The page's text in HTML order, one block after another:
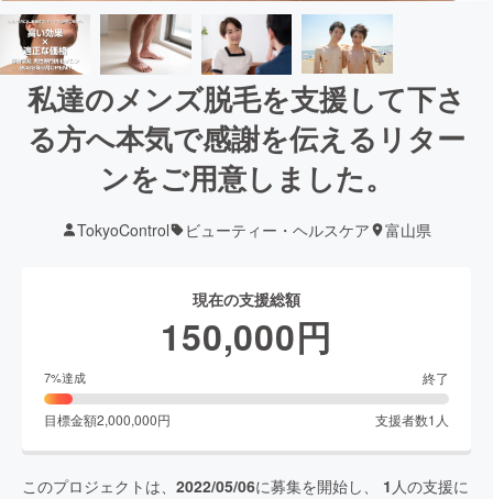
私達のメンズ脱毛を支援して下さ
る方へ本気で感謝を伝えるリター
ンをご用意しました。
TokyoControl ビューティー・ヘルスケア 富山県
現在の支援総額
150,000円
7%達成 終了
目標金額2,000,000円 支援者数1 人
このプロジェクトは、 2022/05/06に募集を開始し、 1 人の支援に